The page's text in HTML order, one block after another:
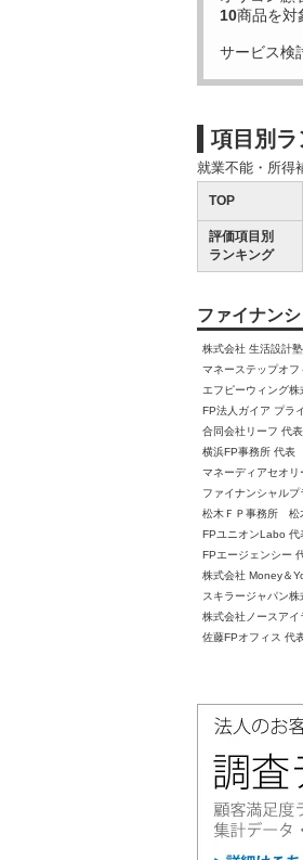
10商品を対
サービス検
項目別
就業不能・所得
TOP
評価項目別
ランキング
ファイナン
株式会社 生活設計
マネーステップオ
エフピーウィング
FP法人ガイア プラ
合同会社リーフ 代
横浜FP事務所 代表
マネーディアセオ
ファイナンシャル
松木ＦＰ事務所 松
FPユニオンLabo
FPエージェンシー
株式会社 Money＆
スキラージャパン
株式会社ノースア
佐藤FPオフィス 代